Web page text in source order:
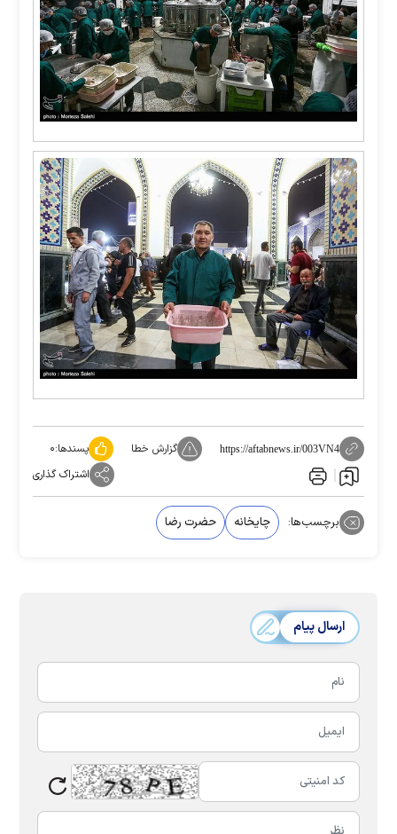
https://aftabnews.ir/003VN4 گزارش خطا پسندها:۰
اشتراک گذاری
برچسب‌ها: چایخانه حضرت رضا
ارسال پیام